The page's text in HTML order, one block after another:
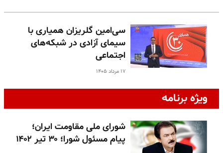
سی‌امین گلریزان همیاری با
سیمای آزادی در شبکه‌های
اجتماعی
۱۷ مرداد ۱۴۰۵
ویژه برنامه
شورای ملی مقاومت ایران؛
پیام مسئول شورا؛ ۳۰ تیر ۱۴۰۲